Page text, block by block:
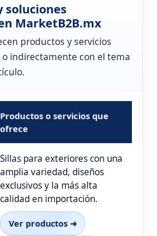
soluciones
MarketB2B.mx
productos y servicios
indirectamente con el tema
Productos o servicios que
ofrece
Sillas para exteriores con una
amplia variedad, diseños
exclusivos y la más alta
calidad en importación.
Ver productos ➜